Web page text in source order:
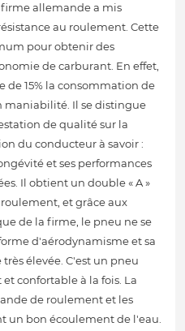
allemande a mis
au roulement. Cette
pour obtenir des
de carburant. En effet,
de 15% la consommation de
maniabilité. Il se distingue
de qualité sur la
du conducteur à savoir :
et ses performances
Il obtient un double « A »
et grâce aux
de la firme, le pneu ne se
d'aérodynamisme et sa
élevée. C'est un pneu
confortable à la fois. La
de roulement et les
un bon écoulement de l'eau.